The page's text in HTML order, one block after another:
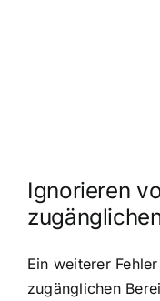
Ignorieren
Ein weiterer
zugänglichen